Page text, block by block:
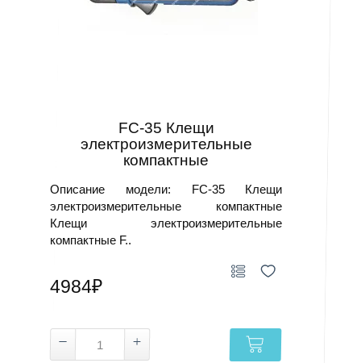
FC-35 Клещи
электроизмерительные
компактные
Описание модели: FC-35 Клещи
электроизмерительные компактные
Клещи электроизмерительные
компактные F..
4984₽